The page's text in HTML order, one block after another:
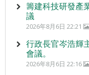
籌建科技研發產
議
2026年8月6日 22:21
行政長官岑浩輝
會議。
2026年8月6日 22:16